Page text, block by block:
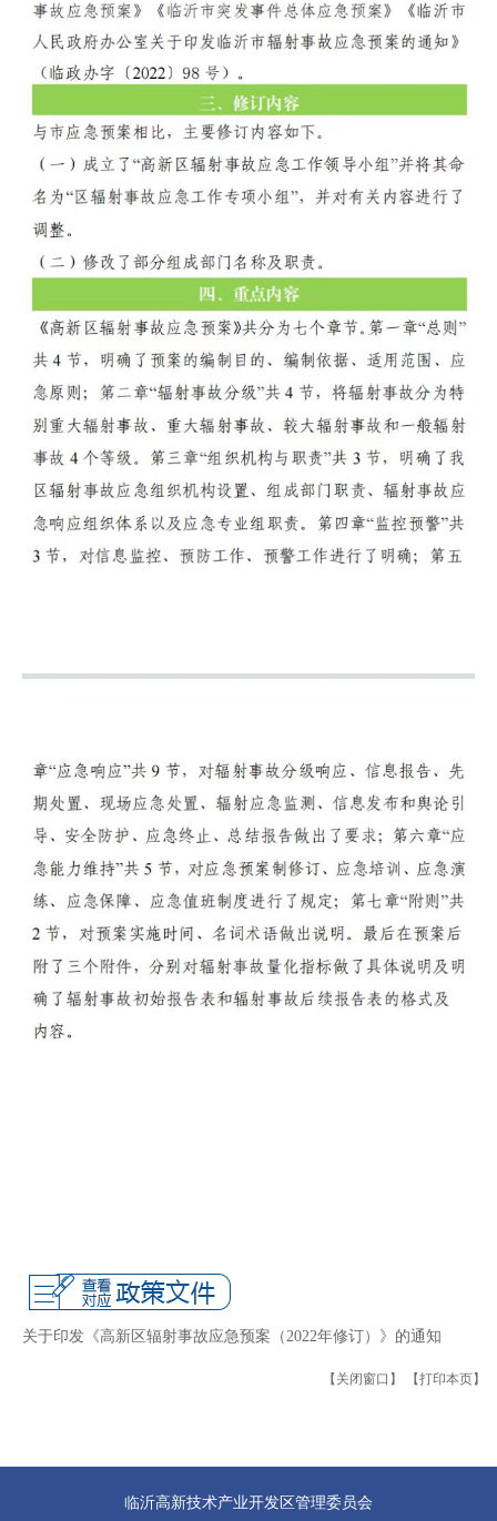
关于印发《高新区辐射事故应急预案（2022年修订）》的通知
【关闭窗口】 【打印本页】
临沂高新技术产业开发区管理委员会